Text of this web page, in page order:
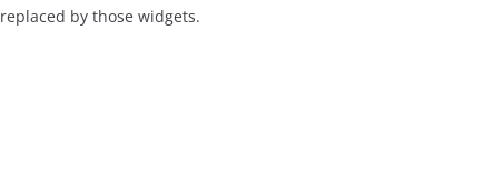
replaced by those widgets.